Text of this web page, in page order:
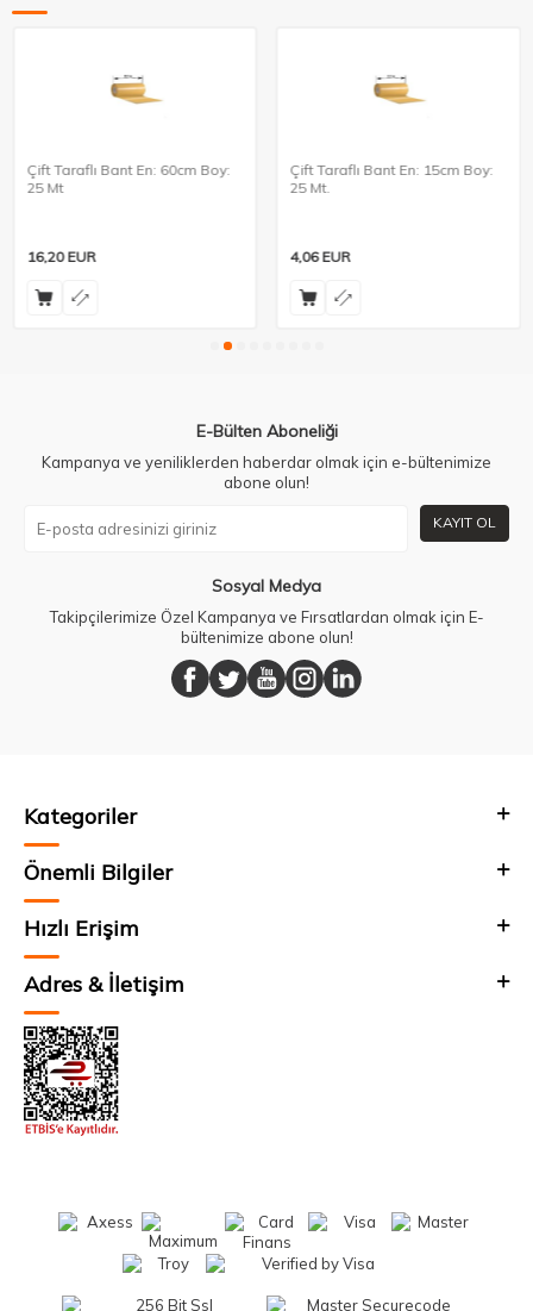
Çift Taraflı Bant En: 60cm Boy:
25 Mt
16,20EUR
Çift Taraflı Bant En: 15cm Boy:
25 Mt.
4,06EUR
E-Bülten Aboneliği
Kampanya ve yeniliklerden haberdar olmak için e-bültenimize
abone olun!
KAYIT OL
Sosyal Medya
Takipçilerimize Özel Kampanya ve Fırsatlardan olmak için E-
bültenimize abone olun!
Kategoriler
Önemli Bilgiler
Hızlı Erişim
Adres & İletişim